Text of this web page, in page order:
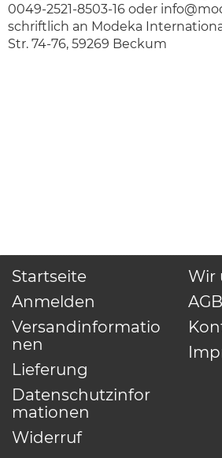
0049-2521-8503-16 oder
schriftlich an Modeka
Str. 74-76, 59269 Beckum
Startseite
Anmelden
Versandinformatio
nen
Lieferung
Datenschutzinfor
mationen
Widerruf
Wir
AGB